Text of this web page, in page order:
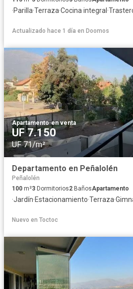
·Parilla·Terraza·Cocina integral ·
Actualizado hace 1 día en Doomos
Apartamento·en venta
UF 7.150
UF 71/m²
Departamento en Peñalolén
Peñalolén
100 m²3 Dormitorios2 BañosApartamento
·Jardín·Estacionamiento·Terraza·
Nuevo en Toctoc